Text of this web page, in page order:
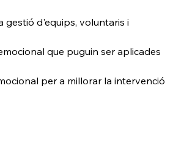
gestió d'equips, voluntaris i
que puguin ser aplicades
per a millorar la intervenció